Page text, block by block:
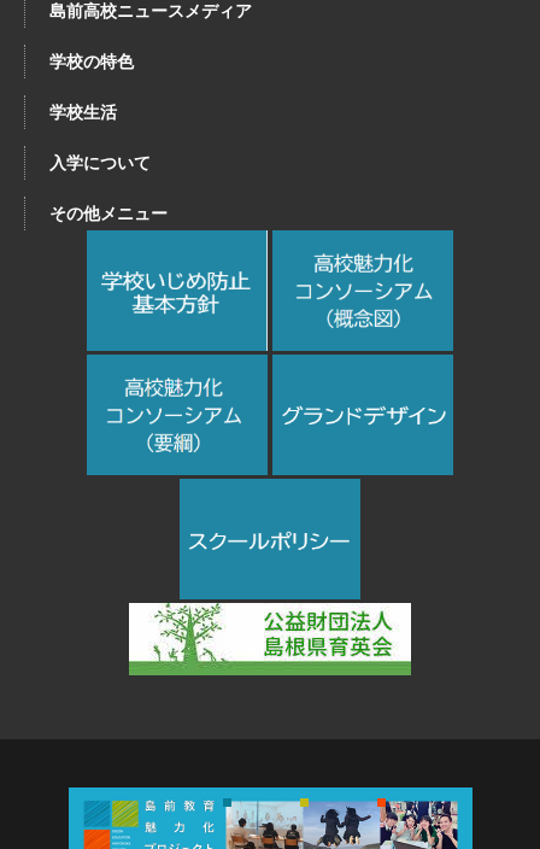
島前高校ニュースメディア
学校の特色
学校生活
入学について
その他メニュー